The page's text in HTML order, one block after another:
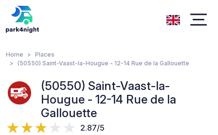
Home
Places
(50550) Saint-Vaast-la-Hougue - 12-14 Rue de la Gallouette
(50550) Saint-Vaast-la-
Hougue - 12-14 Rue de la
Gallouette
2.87/5